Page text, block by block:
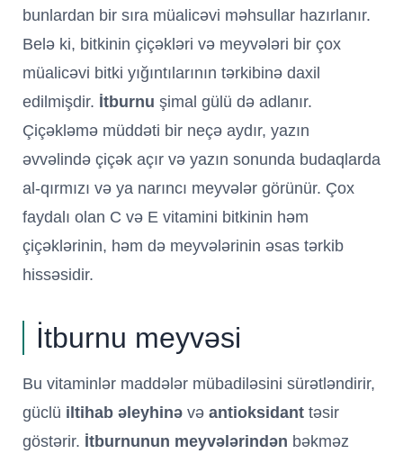
bunlardan bir sıra müalicəvi məhsullar hazırlanır.
Belə ki, bitkinin çiçəkləri və meyvələri bir çox
müalicəvi bitki yığıntılarının tərkibinə daxil
edilmişdir. İtburnu şimal gülü də adlanır.
Çiçəkləmə müddəti bir neçə aydır, yazın
əvvəlində çiçək açır və yazın sonunda budaqlarda
al-qırmızı və ya narıncı meyvələr görünür. Çox
faydalı olan C və E vitamini bitkinin həm
çiçəklərinin, həm də meyvələrinin əsas tərkib
hissəsidir.
İtburnu meyvəsi
Bu vitaminlər maddələr mübadiləsini sürətləndirir,
güclü iltihab əleyhinə və antioksidant təsir
göstərir. İtburnunun meyvələrindən bəkməz